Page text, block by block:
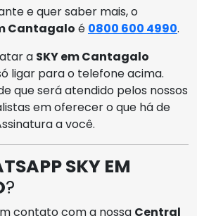
e quer saber mais, o
Cantagalo é 0800 600 4990.
a SKY em Cantagalo
ligar para o telefone acima.
que será atendido pelos nossos
em oferecer o que há de
a você.
SKY EM
?
contato com a nossa Central